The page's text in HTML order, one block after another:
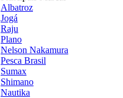
Albatroz
Jogá
Raju
Plano
Nelson Nakamura
Pesca Brasil
Sumax
Shimano
Nautika